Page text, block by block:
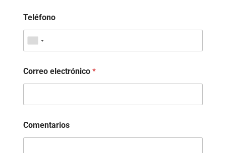
Teléfono
Correo electrónico *
Comentarios